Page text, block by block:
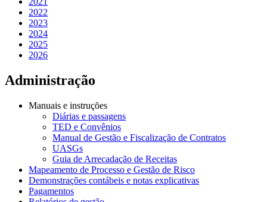
2022
2023
2024
2025
2026
Administração
Manuais e instruções
Diárias e passagens
TED e Convênios
Manual de Gestão e Fiscalização de Contratos
UASGs
Guia de Arrecadação de Receitas
Mapeamento de Processo e Gestão de Risco
Demonstrações contábeis e notas explicativas
Pagamentos